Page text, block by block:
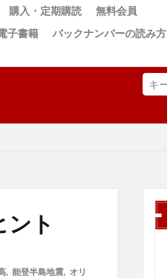
購入・定期購読
無料会員
子書籍
バックナンバーの読み方
ント
, 能登半島地震, オリ
索